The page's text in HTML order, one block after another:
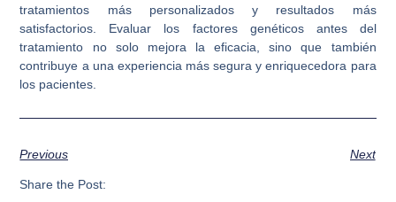
tratamientos más personalizados y resultados más
satisfactorios. Evaluar los factores genéticos antes del
tratamiento no solo mejora la eficacia, sino que también
contribuye a una experiencia más segura y enriquecedora para
los pacientes.
Previous Next
Share the Post: